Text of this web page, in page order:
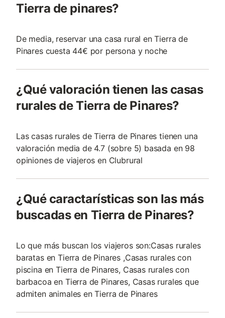
Tierra de pinares?
De media, reservar una casa rural en Tierra de
Pinares cuesta 44€ por persona y noche
¿Qué valoración tienen las casas
rurales de Tierra de Pinares?
Las casas rurales de Tierra de Pinares tienen una
valoración media de 4.7 (sobre 5) basada en 98
opiniones de viajeros en Clubrural
¿Qué caractarísticas son las más
buscadas en Tierra de Pinares?
Lo que más buscan los viajeros son:Casas rurales
baratas en Tierra de Pinares ,Casas rurales con
piscina en Tierra de Pinares, Casas rurales con
barbacoa en Tierra de Pinares, Casas rurales que
admiten animales en Tierra de Pinares